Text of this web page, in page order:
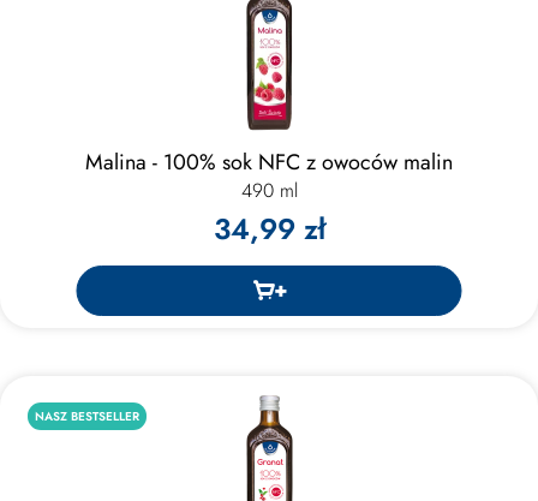
Malina - 100% sok NFC z owoców malin
490 ml
34,99 zł
NASZ BESTSELLER